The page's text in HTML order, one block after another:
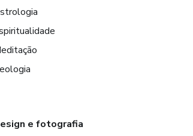
e fotografia